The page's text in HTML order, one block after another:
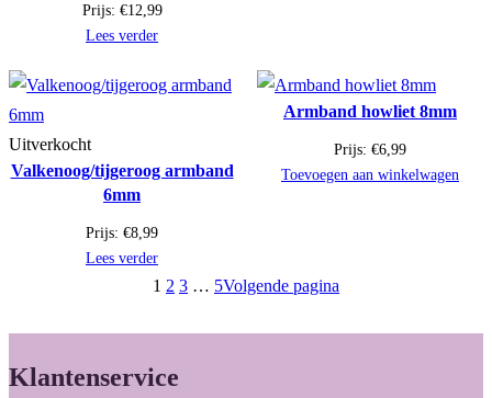
Prijs: €12,99
Lees verder
Uitverkocht
Valkenoog/tijgeroog armband
6mm
Prijs: €8,99
Lees verder
Armband howliet 8mm
Prijs: €6,99
Toevoegen aan winkelwagen
1 2 3 … 5Volgende pagina
Klantenservice